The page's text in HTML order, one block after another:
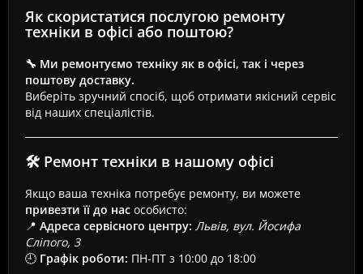
Як скористатися послугою ремонту
техніки в офісі або поштою?
🔧 Ми ремонтуємо техніку як в офісі, так і через
поштову доставку.
Виберіть зручний спосіб, щоб отримати якісний сервіс
від наших спеціалістів.
🛠 Ремонт техніки в нашому офісі
Якщо ваша техніка потребує ремонту, ви можете
привезти її до нас особисто:
📍 Адреса сервісного центру: Львів, вул. Йосифа
Сліпого, 3
🕘 Графік роботи: ПН-ПТ з 10:00 до 18:00